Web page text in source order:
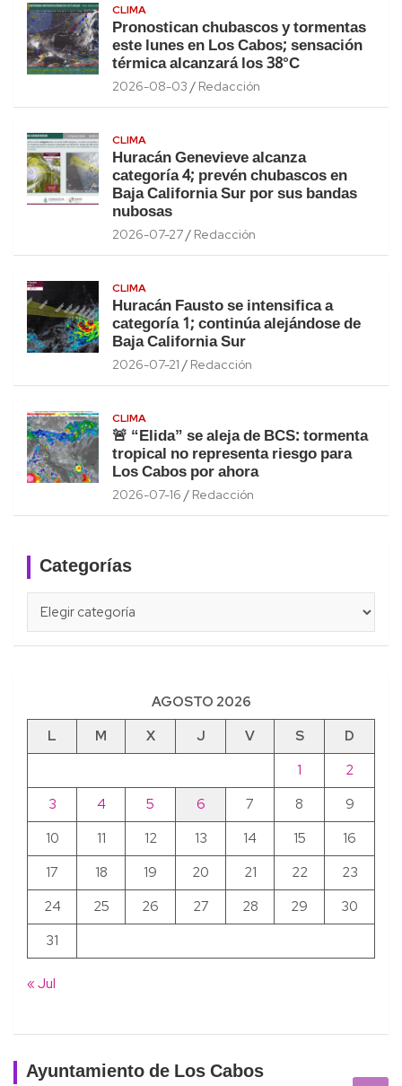
CLIMA
Pronostican chubascos y tormentas
este lunes en Los Cabos; sensación
térmica alcanzará los 38°C
2026-08-03 Redacción
CLIMA
Huracán Genevieve alcanza
categoría 4; prevén chubascos en
Baja California Sur por sus bandas
nubosas
2026-07-27 Redacción
CLIMA
Huracán Fausto se intensifica a
categoría 1; continúa alejándose de
Baja California Sur
2026-07-21 Redacción
CLIMA
🚨 “Elida” se aleja de BCS: tormenta
tropical no representa riesgo para
Los Cabos por ahora
2026-07-16 Redacción
Categorías
AGOSTO 2026
L
M X J V S
D
1
2
3
4 5 6 7 8
9
10
11 12 13 14 15
16
17
18 19 20 21 22
23
24
25 26 27 28 29
30
31
« Jul
Ayuntamiento de Los Cabos